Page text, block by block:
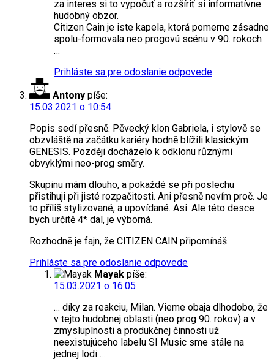
za interes si to vypočuť a rozšíriť si informatívne
hudobný obzor.
Citizen Cain je iste kapela, ktorá pomerne zásadne
spolu-formovala neo progovú scénu v 90. rokoch
…
Prihláste sa pre odoslanie odpovede
Antony píše:
15.03.2021 o 10:54
Popis sedí přesně. Pěvecký klon Gabriela, i stylově se
obzvláště na začátku kariéry hodně blížili klasickým
GENESIS. Později docházelo k odklonu různými
obvyklými neo-prog směry.
Skupinu mám dlouho, a pokaždé se při poslechu
přistihuji při jisté rozpačitosti. Ani přesně nevím proč. Je
to příliš stylizované, a upovídané. Asi. Ale této desce
bych určitě 4* dal, je výborná.
Rozhodně je fajn, že CITIZEN CAIN připomínáš.
Prihláste sa pre odoslanie odpovede
Mayak píše:
15.03.2021 o 16:05
… díky za reakciu, Milan. Vieme obaja dlhodobo, že
v tejto hudobnej oblasti (neo prog 90. rokov) a v
zmysluplnosti a produkčnej činnosti už
neexistujúceho labelu SI Music sme stále na
jednej lodi …